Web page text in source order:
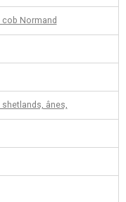
Normand
ânes,